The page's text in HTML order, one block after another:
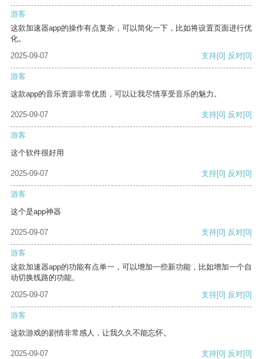
游客
这款加速器app的操作有点复杂，可以简化一下，比如将设置页面进行优
化。
2025-09-07
支持[0] 反对[0]
游客
这款app的音乐资源非常优质，可以让我尽情享受音乐的魅力。
2025-09-07 支持[0] 反对[0]
游客
这个软件很好用
2025-09-07 支持[0] 反对[0]
游客
这个是app神器
2025-09-07 支持[0] 反对[0]
游客
这款加速器app的功能有点单一，可以增加一些新功能，比如增加一个自
动切换线路的功能。
2025-09-07
支持[0] 反对[0]
游客
这款游戏的剧情非常感人，让我久久不能忘怀。
2025-09-07 支持[0] 反对[0]